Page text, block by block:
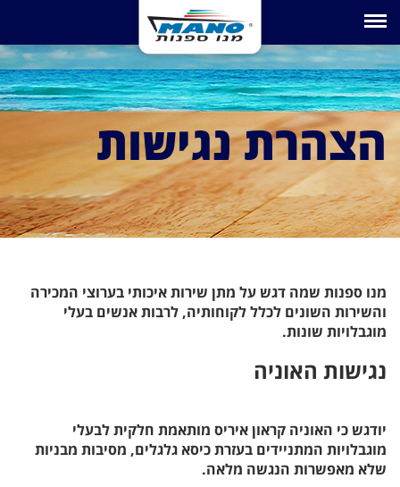
Toggle navigation
הצהרת נגישות
מנו ספנות שמה דגש על מתן שירות איכותי בערוצי המכירה
והשירות השונים לכלל לקוחותיה, לרבות אנשים בעלי
מוגבלויות שונות.
נגישות האוניה
יודגש כי האוניה קראון איריס מותאמת חלקית לבעלי
מוגבלויות המתניידים בעזרת כיסא גלגלים, מסיבות מבניות
שלא מאפשרות הנגשה מלאה.